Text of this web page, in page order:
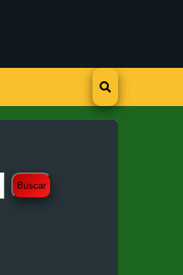
Buscar